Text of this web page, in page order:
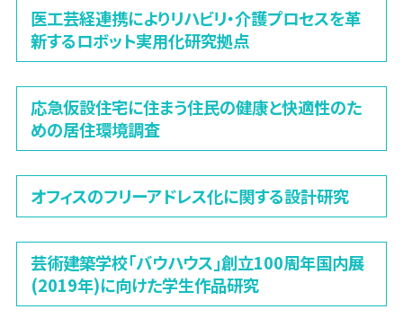
医工芸経連携によりリハビリ・介護プロセスを革
新するロボット実用化研究拠点
応急仮設住宅に住まう住民の健康と快適性のた
めの居住環境調査
オフィスのフリーアドレス化に関する設計研究
芸術建築学校「バウハウス」創立100周年国内展
(2019年)に向けた学生作品研究